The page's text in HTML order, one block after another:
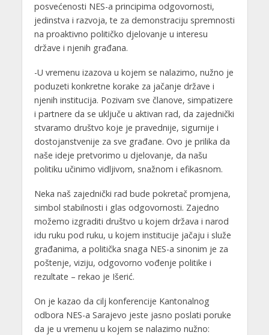
posvećenosti NES-a principima odgovornosti,
jedinstva i razvoja, te za demonstraciju spremnosti
na proaktivno političko djelovanje u interesu
države i njenih građana.
-U vremenu izazova u kojem se nalazimo, nužno je
poduzeti konkretne korake za jačanje države i
njenih institucija. Pozivam sve članove, simpatizere
i partnere da se uključe u aktivan rad, da zajednički
stvaramo društvo koje je pravednije, sigurnije i
dostojanstvenije za sve građane. Ovo je prilika da
naše ideje pretvorimo u djelovanje, da našu
politiku učinimo vidljivom, snažnom i efikasnom.
Neka naš zajednički rad bude pokretač promjena,
simbol stabilnosti i glas odgovornosti. Zajedno
možemo izgraditi društvo u kojem država i narod
idu ruku pod ruku, u kojem institucije jačaju i služe
građanima, a politička snaga NES-a sinonim je za
poštenje, viziju, odgovorno vođenje politike i
rezultate – rekao je Išerić.
On je kazao da cilj konferencije Kantonalnog
odbora NES-a Sarajevo jeste jasno poslati poruke
da je u vremenu u kojem se nalazimo nužno: